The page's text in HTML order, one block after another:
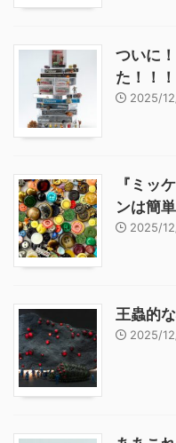
ついに
た！！！
2025/
『ミッ
ンは簡
2025/
王蟲的
2025/